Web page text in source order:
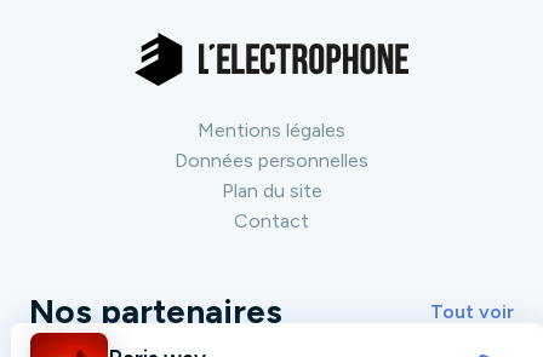
Mentions légales
Données personnelles
Plan du site
Contact
Nos partenaires Tout voir